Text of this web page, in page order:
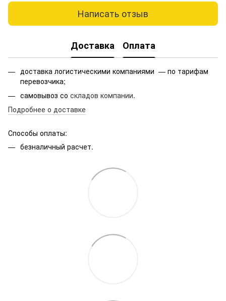
Написать отзыв
Доставка Оплата
доставка логистическими компаниями — по тарифам
перевозчика;
самовывоз со складов компании.
Подробнее о доставке
Способы оплаты:
безналичный расчет.